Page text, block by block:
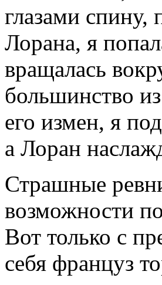
глазами спину,
Лорана, я
вращалась
большинство
его измен, я
а Лоран
Страшные
возможности
Вот только с
себя француз